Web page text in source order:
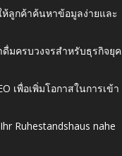
ห้ลูกค้าค้นหาข้อมูลง่ายและ
มครบวงจรสำหรับธุรกิจยุค
เพื่อเพิ่มโอกาสในการเข้า
Ruhestandshaus nahe